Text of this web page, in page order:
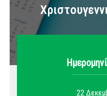
22